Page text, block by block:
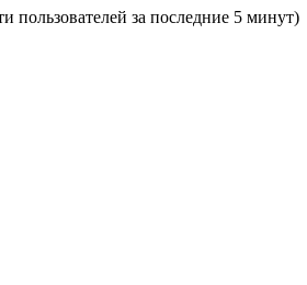
пользователей за последние 5 минут)